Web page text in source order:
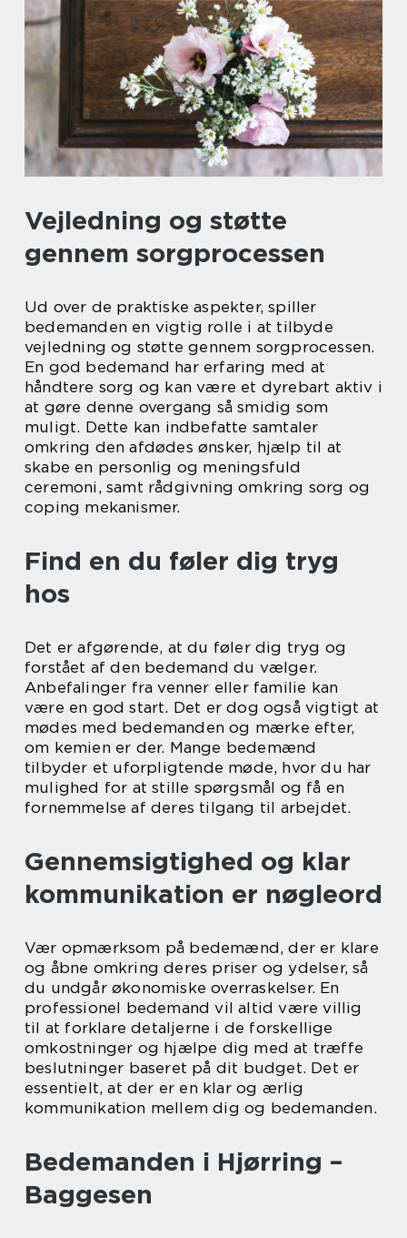
Vejledning og støtte
gennem sorgprocessen
Ud over de praktiske aspekter, spiller
bedemanden en vigtig rolle i at tilbyde
vejledning og støtte gennem sorgprocessen.
En god bedemand har erfaring med at
håndtere sorg og kan være et dyrebart aktiv i
at gøre denne overgang så smidig som
muligt. Dette kan indbefatte samtaler
omkring den afdødes ønsker, hjælp til at
skabe en personlig og meningsfuld
ceremoni, samt rådgivning omkring sorg og
coping mekanismer.
Find en du føler dig tryg
hos
Det er afgørende, at du føler dig tryg og
forstået af den bedemand du vælger.
Anbefalinger fra venner eller familie kan
være en god start. Det er dog også vigtigt at
mødes med bedemanden og mærke efter,
om kemien er der. Mange bedemænd
tilbyder et uforpligtende møde, hvor du har
mulighed for at stille spørgsmål og få en
fornemmelse af deres tilgang til arbejdet.
Gennemsigtighed og klar
kommunikation er nøgleord
Vær opmærksom på bedemænd, der er klare
og åbne omkring deres priser og ydelser, så
du undgår økonomiske overraskelser. En
professionel bedemand vil altid være villig
til at forklare detaljerne i de forskellige
omkostninger og hjælpe dig med at træffe
beslutninger baseret på dit budget. Det er
essentielt, at der er en klar og ærlig
kommunikation mellem dig og bedemanden.
Bedemanden i Hjørring –
Baggesen